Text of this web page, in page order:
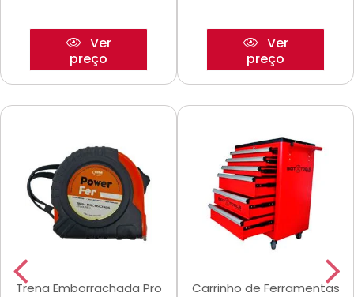
Ver
preço
Ver
preço
Trena Emborrachada Pro
Carrinho de Ferramentas